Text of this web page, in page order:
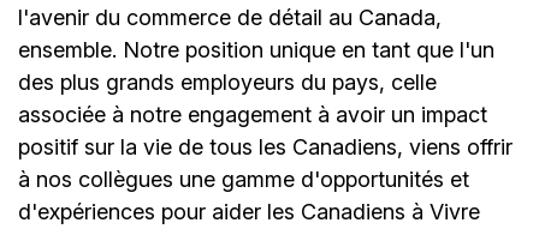
l'avenir du commerce de détail au Canada,
ensemble. Notre position unique en tant que l'un
des plus grands employeurs du pays, celle
associée à notre engagement à avoir un impact
positif sur la vie de tous les Canadiens, viens offrir
à nos collègues une gamme d'opportunités et
d'expériences pour aider les Canadiens à Vivre